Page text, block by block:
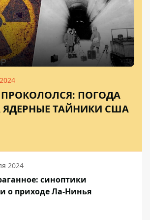
ПРОКОЛОЛСЯ: ПОГОДА
ЯДЕРНЫЕ ТАЙНИКИ США
2024
синоптики
о приходе Ла-Нинья